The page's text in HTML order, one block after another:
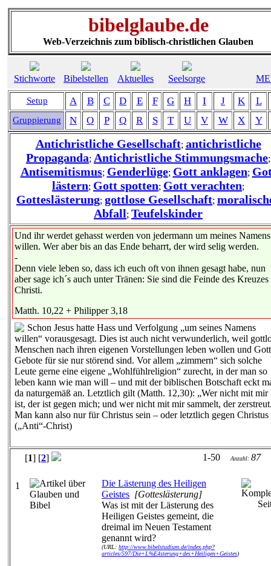
bibelglaube.de
Web-Verzeichnis zum biblisch-christlichen Glauben
Stichworte Bibelstellen Aktuelles Seelsorge
Setup A B C D E F G H I J K L
Gruppierung N O P Q R S T U V W X Y
Antichristliche Gesellschaft; antichristliche
Propaganda; Antichristliche Stimmungsmache;
Antisemitismus; Genderlüge; Gott anklagen;
lästern; Gott spotten; Gott verachten;
Gotteslästerung; gottlose Gesellschaft;
Abfall; Teufelskinder
Und ihr werdet gehasst werden von jedermann um meines Namens
willen. Wer aber bis an das Ende beharrt, der wird selig werden.
-
Denn viele leben so, dass ich euch oft von ihnen gesagt habe, nun
aber sage ich´s auch unter Tränen: Sie sind die Feinde des Kreuzes
Christi.
Matth. 10,22 + Philipper 3,18
Schon Jesus hatte Hass und Verfolgung „um seines Namens
willen“ vorausgesagt. Dies ist auch nicht verwunderlich, weil
Menschen nach ihren eigenen Vorstellungen leben wollen und
Gebote für sie nur störend sind. Vor allem „zimmern“ sich solche
Leute gerne eine eigene „Wohlfühlreligion“ zurecht, in der man so
leben kann wie man will – und mit der biblischen Botschaft eckt
da naturgemäß an. Letztlich gilt (Matth. 12,30): „Wer nicht mit mir
ist, der ist gegen mich; und wer nicht mit mir sammelt, der
Man kann also nur für Christus sein – oder letztlich gegen Christus
(„Anti“-Christ)
[1] [2] 1-50 Anzahl: 87
1
Die Lästerung des Heiligen
Geistes [Gotteslästerung]
Was ist mit der Lästerung des
Heiligen Geistes gemeint, die
dreimal im Neuen Testament
genannt wird?
(URL: http://www.bibelstudium.de/index.php?
articles/597/Die+L%E4sterung+des+Heiligen+Geistes)